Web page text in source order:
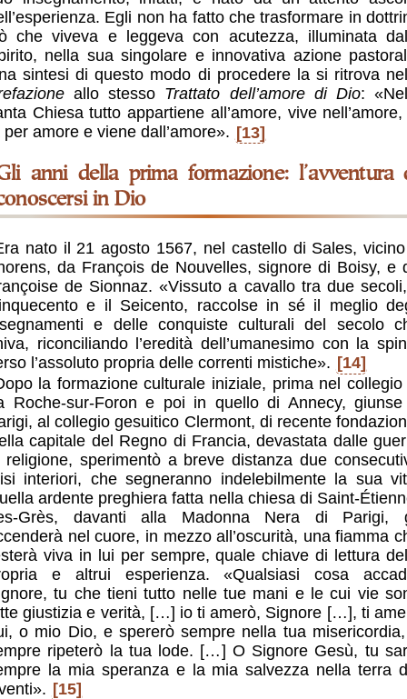
Egli non ha fatto che trasformare in
che viveva e leggeva con acutezza, illuminata
nella sua singolare e innovativa azione
sintesi di questo modo di procedere la si ritrova
allo stesso Trattato dell’amore di Dio:
Chiesa tutto appartiene all’amore, vive
per amore e viene dall’amore». [13]
l’avventura del
in Dio
nato il 21 agosto 1567, nel castello di Sales,
da François de Nouvelles, signore di Boisy, e
de Sionnaz. «Vissuto a cavallo tra due
e il Seicento, raccolse in sé il meglio
e delle conquiste culturali del secolo
riconciliando l’eredità dell’umanesimo con la
l’assoluto propria delle correnti mistiche». [14]
la formazione culturale iniziale, prima nel collegio
Roche-sur-Foron e poi in quello di Annecy,
al collegio gesuitico Clermont, di recente
capitale del Regno di Francia, devastata dalle
religione, sperimentò a breve distanza due
interiori, che segneranno indelebilmente la sua
ardente preghiera fatta nella chiesa di Saint-
Grès, davanti alla Madonna Nera di Parigi,
nel cuore, in mezzo all’oscurità, una fiamma
viva in lui per sempre, quale chiave di lettura
e altrui esperienza. «Qualsiasi cosa
tu che tieni tutto nelle tue mani e le cui vie
giustizia e verità, […] io ti amerò, Signore […], ti
o mio Dio, e spererò sempre nella tua
ripeterò la tua lode. […] O Signore Gesù, tu
la mia speranza e la mia salvezza nella terra
[15]